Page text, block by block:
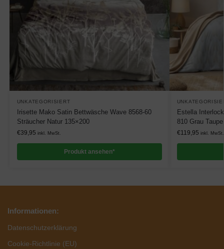
UNKATEGORISIERT
Irisette Mako Satin Bettwäsche Wave 8568-60
Sträucher Natur 135×200
€39,95 inkl. MwSt.
Produkt ansehen*
Estella
810 Grau
€119,95 inkl. MwSt.
Informationen:
Datenschutzerklärung
Cookie-Richtlinie (EU)